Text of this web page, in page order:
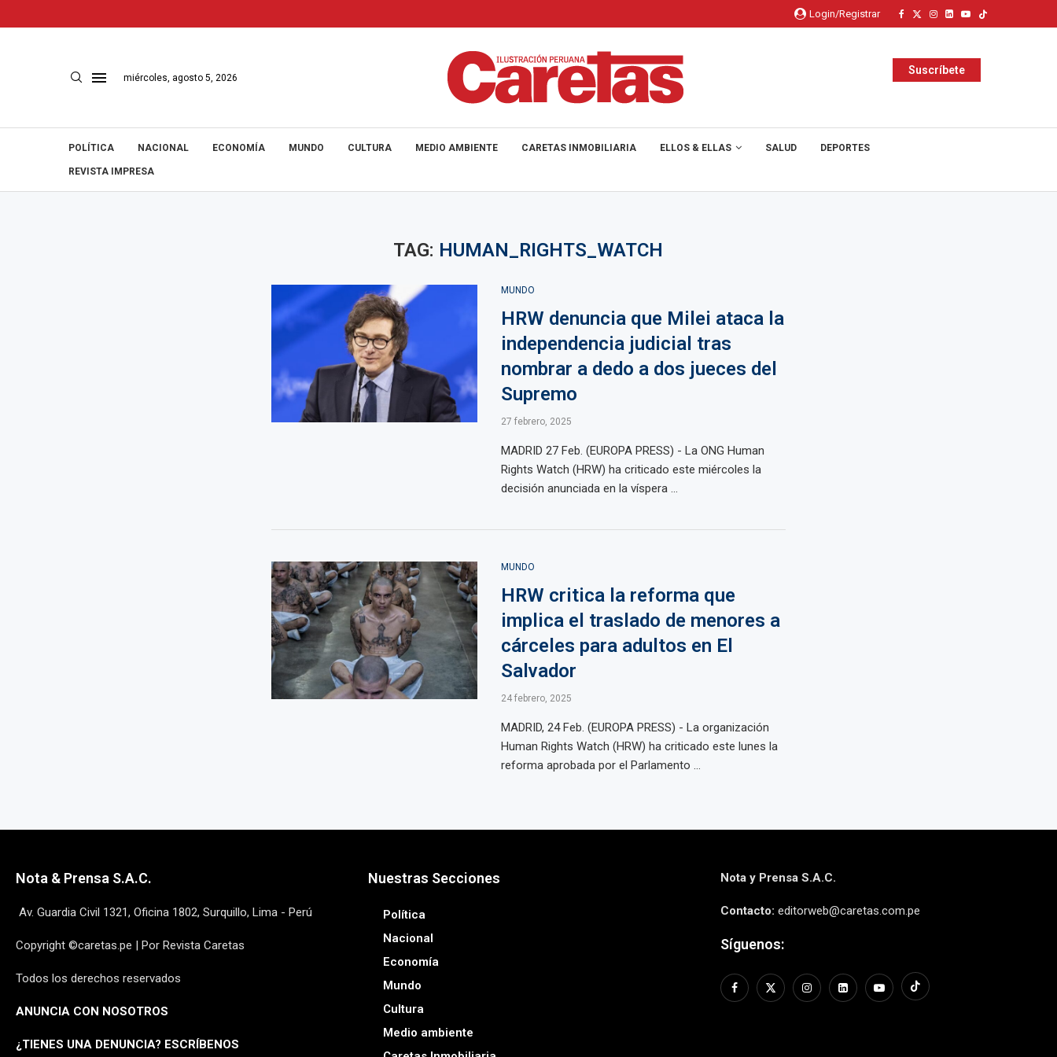
Login/Registrar
miércoles, agosto 5, 2026
Suscríbete
POLÍTICA NACIONAL ECONOMÍA MUNDO CULTURA MEDIO AMBIENTE CARETAS INMOBILIARIA ELLOS & ELLAS SALUD DEPORTES
REVISTA IMPRESA
TAG: HUMAN_RIGHTS_WATCH
MUNDO
HRW denuncia que Milei ataca la
independencia judicial tras
nombrar a dedo a dos jueces del
Supremo
27 febrero, 2025
MADRID 27 Feb. (EUROPA PRESS) - La ONG Human
Rights Watch (HRW) ha criticado este miércoles la
decisión anunciada en la víspera ...
MUNDO
HRW critica la reforma que
implica el traslado de menores a
cárceles para adultos en El
Salvador
24 febrero, 2025
MADRID, 24 Feb. (EUROPA PRESS) - La organización
Human Rights Watch (HRW) ha criticado este lunes la
reforma aprobada por el Parlamento ...
Nota & Prensa S.A.C.
Av. Guardia Civil 1321, Oficina 1802, Surquillo, Lima - Perú
Copyright ©caretas.pe | Por Revista Caretas
Todos los derechos reservados
ANUNCIA CON NOSOTROS
¿TIENES UNA DENUNCIA? ESCRÍBENOS
Nuestras Secciones
Política
Nacional
Economía
Mundo
Cultura
Medio ambiente
Nota y Prensa S.A.C.
Contacto: editorweb@caretas.com.pe
Síguenos: